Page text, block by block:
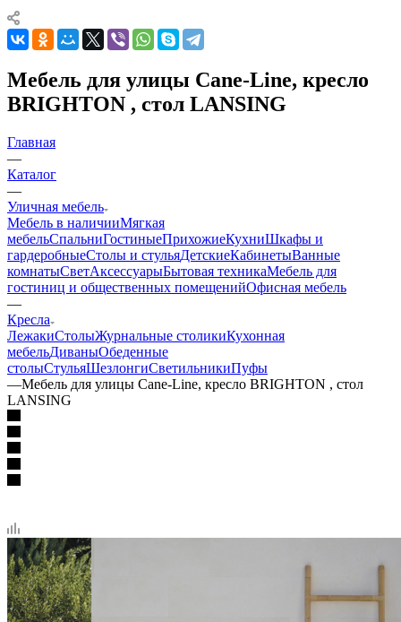
Мебель для улицы Сane-Line, кресло
BRIGHTON , стол LANSING
Главная
—
Каталог
—
Уличная мебель
Мебель в наличииМягкая
мебельСпальниГостиныеПрихожиеКухниШкафы и
гардеробныеСтолы и стульяДетскиеКабинетыВанные
комнатыСветАксессуарыБытовая техникаМебель для
гостиниц и общественных помещенийОфисная мебель
—
Кресла
ЛежакиСтолыЖурнальные столикиКухонная
мебельДиваныОбеденные
столыСтульяШезлонгиСветильникиПуфы
—Мебель для улицы Сane-Line, кресло BRIGHTON , стол
LANSING